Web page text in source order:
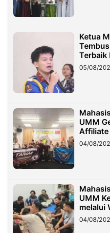
Ketua
Terbaik
05/08/
UMM
Affiliate
Migran
04/08/
UMM
melalui
di
04/08/